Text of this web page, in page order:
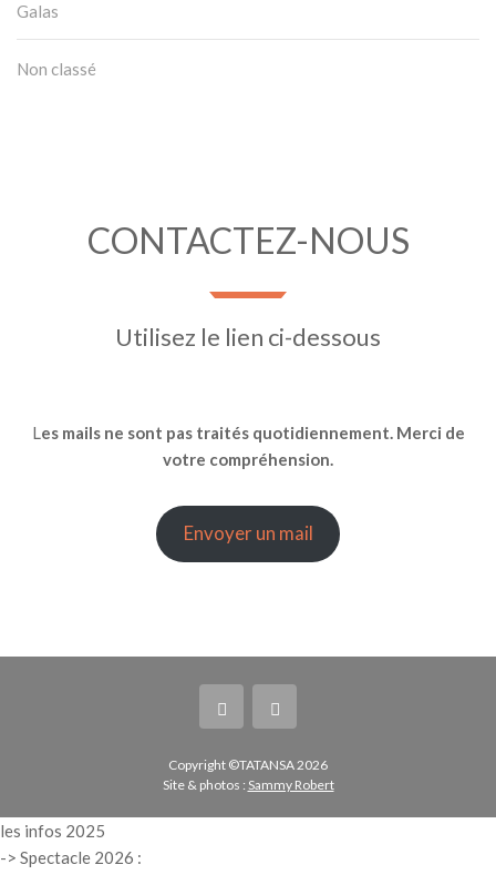
Galas
Non classé
CONTACTEZ-NOUS
Utilisez le lien ci-dessous
Les mails ne sont pas traités quotidiennement. Merci de
votre compréhension.
Envoyer un mail
Copyright ©TATANSA 2026
Site & photos : Sammy Robert
les infos 2025
-> Spectacle 2026 :